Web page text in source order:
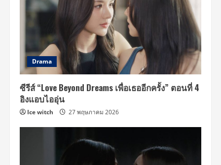
Drama
ซีรีส์ “Love Beyond Dreams เพื่อเธออีกครั้ง” ตอนที่ 4
อิงแอบไออุ่น
Ice witch 27 พฤษภาคม 2026